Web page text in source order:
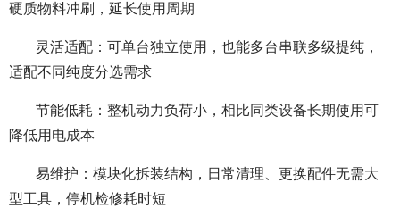
硬质物料冲刷，延长使用周期
灵活适配：可单台独立使用，也能多台串联多级提纯，
适配不同纯度分选需求
节能低耗：整机动力负荷小，相比同类设备长期使用可
降低用电成本
易维护：模块化拆装结构，日常清理、更换配件无需大
型工具，停机检修耗时短